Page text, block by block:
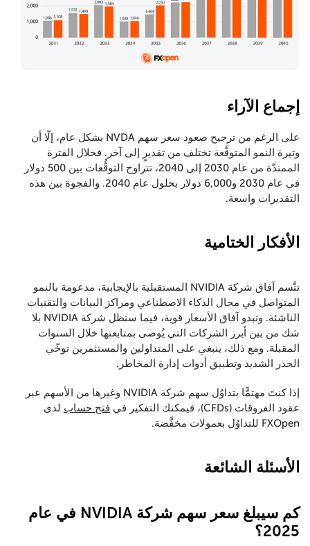
إجماع الآراء
على الرغم من ترجيح صعود سعر سهم NVDA بشكل عام، إلّا أن
وتيرة النمو المتوقَّعة تختلف من تقديرٍ إلى آخر. فخلال الفترة
الممتدّة من عام 2030 إلى 2040، تتراوح التوقُّعات بين 500 دولار
في عام 2030 و6,000 دولار بحلول عام 2040. والفجوة بين هذه
التقديرات واسعة.
الأفكار الختامية
تتَّسم آفاق شركة NVIDIA المستقبلية بالإيجابية، مدعومة بالنمو
المتواصل في مجال الذكاء الاصطناعي ومراكز البيانات والتقنيات
الناشئة. وتبدو آفاق الأسعار قوية، فيما ستظل شركة NVIDIA بلا
شك من بين أبرز الشركات التي يُوصى بمتابعتها خلال السنوات
المقبلة. ومع ذلك، ينبغي على المتداولين والمستثمرين توخّي
الحذر الشديد وتطبيق أدوات إدارة المخاطر.
إذا كنتَ مهتمًّا بتداوُل سهم شركة NVIDIA وغيرها من الأسهم عبر
عقود الفروقات (CFDs)، فيمكنك التفكير في
فتح حساب لدى
FXOpen للتداوُل بعمولات مخفَّضة.
الأسئلة الشائعة
كم سيبلغ سعر سهم شركة NVIDIA في عام
2025؟